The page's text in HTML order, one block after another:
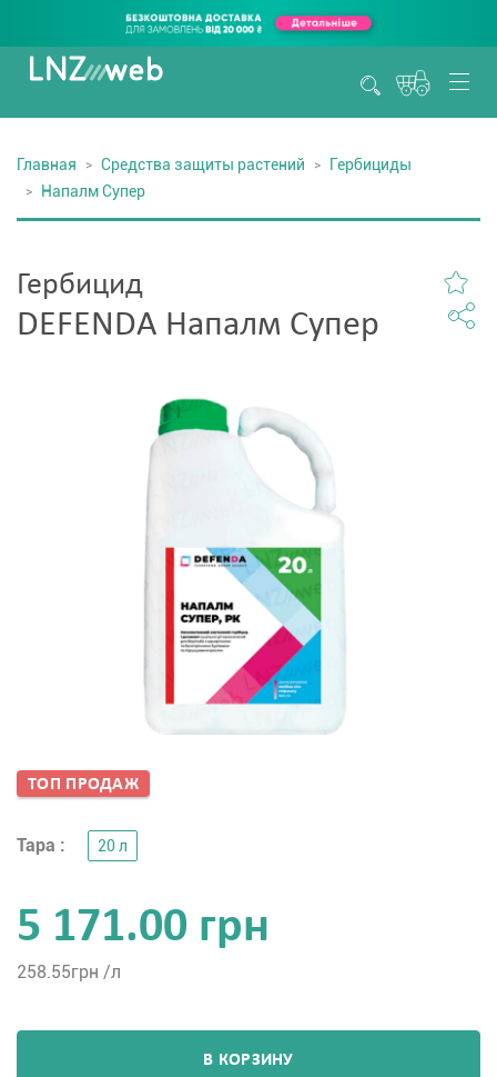
Главная Средства защиты растений
Гербициды
Напалм Супер
Гербицид
DEFENDA Напалм Супер
ТОП ПРОДАЖ
Тара : 20 л
5 171.00 грн
258.55грн /л
В КОРЗИНУ